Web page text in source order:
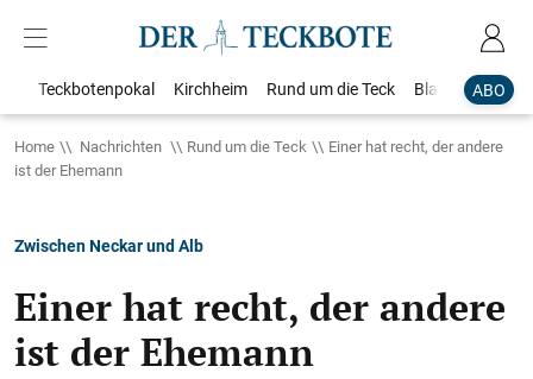
ABO
Teckbotenpokal Kirchheim Rund um die Teck Blaulicht
Home Nachrichten Rund um die Teck
Einer hat recht, der andere
ist der Ehemann
Zwischen Neckar und Alb
Einer hat recht, der andere
ist der Ehemann